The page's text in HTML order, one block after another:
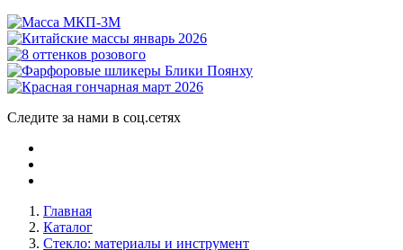
Следите за нами в соц.сетях
Главная
Каталог
Стекло: материалы и инструмент